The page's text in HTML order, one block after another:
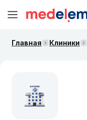
Главная Клиники